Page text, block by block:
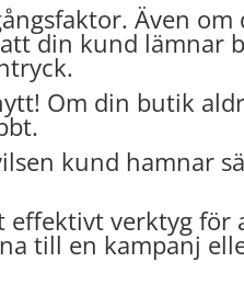
Även om
din kund lämnar
Om din butik
kund hamnar
effektivt verktyg för
till en kampanj